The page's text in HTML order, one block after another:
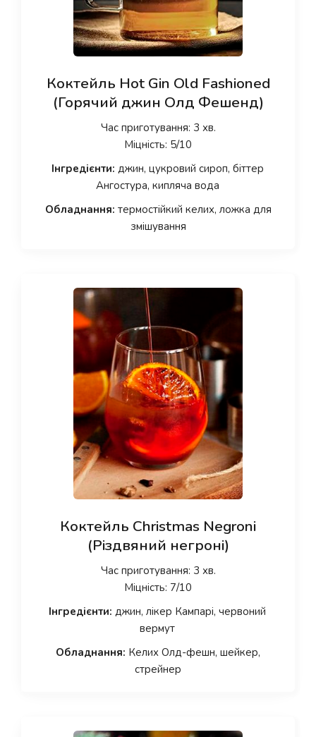
Коктейль Hot Gin Old Fashioned
(Горячий джин Олд Фешенд)
Час приготування: 3 хв.
Міцність: 5/10
Інгредієнти: джин, цукровий сироп, біттер
Ангостура, кипляча вода
Обладнання: термостійкий келих, ложка для
змішування
Коктейль Christmas Negroni
(Різдвяний негроні)
Час приготування: 3 хв.
Міцність: 7/10
Інгредієнти: джин, лікер Кампарі, червоний
вермут
Обладнання: Келих Олд-фешн, шейкер,
стрейнер